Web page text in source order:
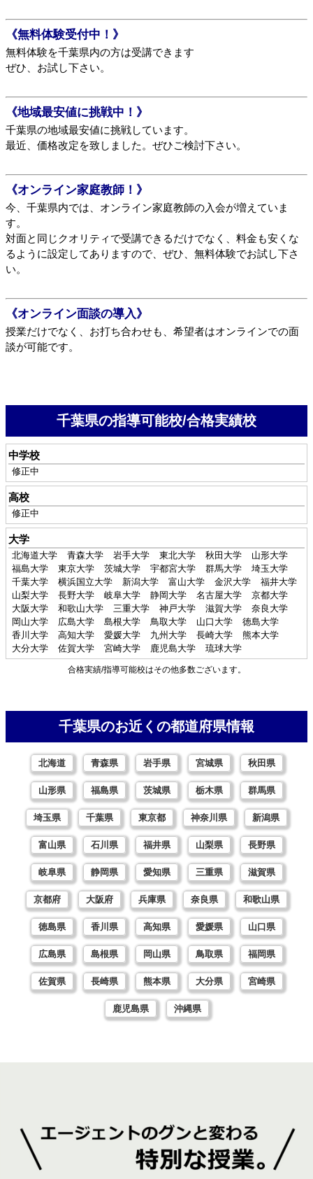
《無料体験受付中！》
無料体験を千葉県内の方は受講できます
ぜひ、お試し下さい。
《地域最安値に挑戦中！》
千葉県の地域最安値に挑戦しています。
最近、価格改定を致しました。ぜひご検討下さい。
《オンライン家庭教師！》
今、千葉県内では、オンライン家庭教師の入会が増えていま
す。
対面と同じクオリティで受講できるだけでなく、料金も安くな
るように設定してありますので、ぜひ、無料体験でお試し下さ
い。
《オンライン面談の導入》
授業だけでなく、お打ち合わせも、希望者はオンラインでの面
談が可能です。
千葉県の指導可能校/合格実績校
中学校
修正中
高校
修正中
大学
北海道大学 青森大学 岩手大学 東北大学 秋田大学
山形大学
福島大学
東京大学 茨城大学 宇都宮大学 群馬大学
埼玉大学
千葉大学
横浜国立大学 新潟大学 富山大学 金沢大学
福井大学
山梨大学
長野大学 岐阜大学 静岡大学 名古屋大学
京都大学
大阪大学
和歌山大学 三重大学 神戸大学 滋賀大学
奈良大学
岡山大学
広島大学 島根大学 鳥取大学 山口大学
徳島大学
香川大学
高知大学 愛媛大学 九州大学 長崎大学
熊本大学
大分大学
佐賀大学 宮崎大学 鹿児島大学 琉球大学
合格実績/指導可能校はその他多数ございます。
千葉県のお近くの都道府県情報
北海道 青森県 岩手県 宮城県 秋田県
山形県 福島県 茨城県 栃木県 群馬県
埼玉県 千葉県 東京都 神奈川県 新潟県
富山県 石川県 福井県 山梨県 長野県
岐阜県 静岡県 愛知県 三重県 滋賀県
京都府 大阪府 兵庫県 奈良県 和歌山県
徳島県 香川県 高知県 愛媛県 山口県
広島県 島根県 岡山県 鳥取県 福岡県
佐賀県 長崎県 熊本県 大分県 宮崎県
鹿児島県 沖縄県